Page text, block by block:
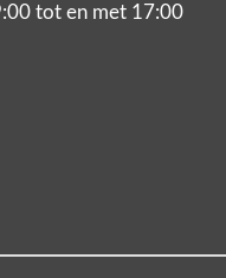
tot en met 17:00